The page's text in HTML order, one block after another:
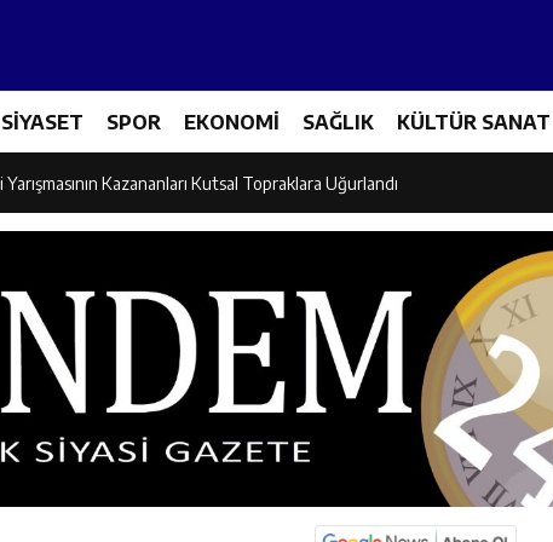
SİYASET SPOR EKONOMİ SAĞLIK KÜLTÜR SANAT
Semt Pazarında Bilgilendirme Faaliyeti
Kazananları Kutsal Topraklara Uğurlandı
Açık Hava Sineması Renk Kattı
Canpolat ve Kaya, Mehmet Zengin’in Cenaze Törenine Katıldı
Ziyaret: Burhan İşliyen Erzincan’da Kur’an Kursu Öğrencileriyle Buluştu